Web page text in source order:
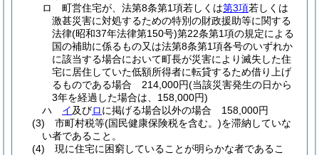
ロ
町営住宅が、法第8条第1項若しくは第3項若しくは
激甚災害に対処するための特別の財政援助等に関する
法律(昭和37年法律第150号)第22条第1項の規定による
国の補助に係るもの又は法第8条第1項各号のいずれか
に該当する場合において町長が災害により滅失した住
宅に居住していた低額所得者に転貸するため借り上げ
るものである場合 214,000円(当該災害発生の日から
3年を経過した場合は、158,000円)
ハ
イ及びロに掲げる場合以外の場合 158,000円
(3)
市町村税等(国民健康保険税を含む。)を滞納していな
い者であること。
(4)
現に住宅に困窮していることが明らかな者であるこ